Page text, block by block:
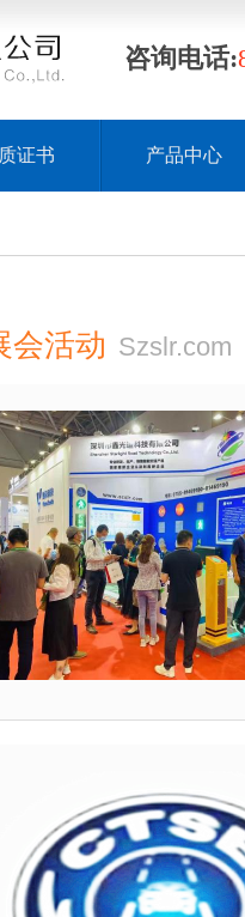
咨询电话:
证书 产品中心
会活动 Szslr.com